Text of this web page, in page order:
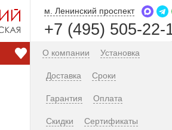
м. Ленинский проспект
+7 (495) 505-22-
О компании Установка
Доставка Сроки
Гарантия Оплата
Скидки Сертификаты